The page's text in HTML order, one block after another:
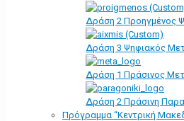
Δράση 2 Προηγμένος
Δράση 3 Ψηφιακός
Δράση 1 Πράσινος
Δράση 2 Πράσινη
Πρόγραμμα “Κεντρική